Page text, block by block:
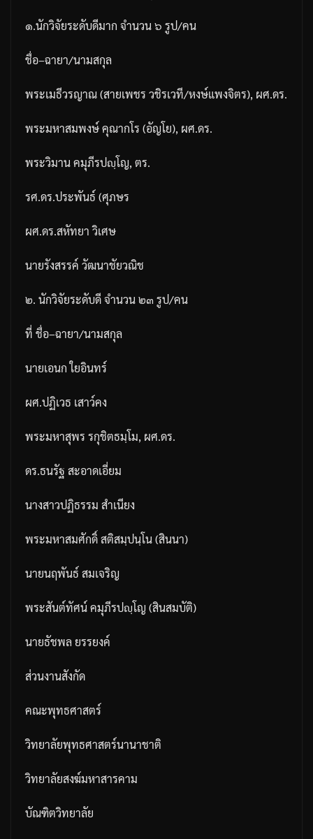
๑.นักวิจัยระดับดีมาก จำนวน๖ รูป/คน
ชื่อ–ฉายา/นามสกุล
พระเมธีวรญาณ(สายเพชร วชิรเวที/หงษ์แพงจิตร), ผศ.ดร.
พระมหาสมพงษ์คุณากโร (อัญโย), ผศ.ดร.
พระวิมานคมุภีรปญฺโญ, ตร.
รศ.ดร.ประพันธ์ (ศุภษร
ผศ.ดร.สหัทยา วิเศษ
นายรังสรรค์ วัฒนาชัยวณิช
๒. นักวิจัยระดับดีจำนวน๒๓ รูป/คน
ที่ ชื่อ–ฉายา/นามสกุล
นายเอนก ใยอินทร์
ผศ.ปฏิเวธ เสาว์คง
พระมหาสุพร รกุชิตธมฺโม, ผศ.ดร.
ดร.ธนรัฐ สะอาดเอี่ยม
นางสาวปฏิธรรม สำเนียง
พระมหาสมศักดิ์สติสมฺปนฺโน(สินนา)
นายนฤพันธ์ สมเจริญ
พระสันต์ทัศน์คมุภีรปญฺโญ (สินสมบัติ)
นายธัชพล ยรรยงค์
ส่วนงานสังกัด
คณะพุทธศาสตร์
วิทยาลัยพุทธศาสตร์นานาชาติ
วิทยาลัยสงฆ์มหาสารคาม
บัณฑิตวิทยาลัย